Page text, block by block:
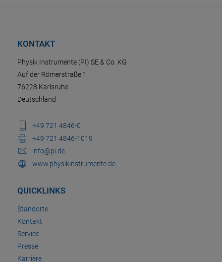
KONTAKT
Physik Instrumente (PI) SE & Co. KG
Auf der Römerstraße 1
76228 Karlsruhe
Deutschland
+49 721 4846-0
+49 721 4846-1019
info@pi.de
www.physikinstrumente.de
QUICKLINKS
Standorte
Kontakt
Service
Presse
Karriere